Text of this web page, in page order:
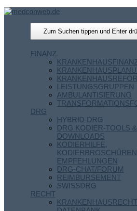
FINANZ
LEISTUNGSGRUPPEN
AMBULANTISIERUNG
DRG
HYBRID-DRG
DRG KODIER-TOOLS &
DOWNLOADS
KODIERHILFE,
EMPFEHLUNGEN
DRG-CHAT/FORUM
REIMBURSEMENT
SWISSDRG
RECHT